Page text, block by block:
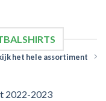
het hele assortiment
2022-2023